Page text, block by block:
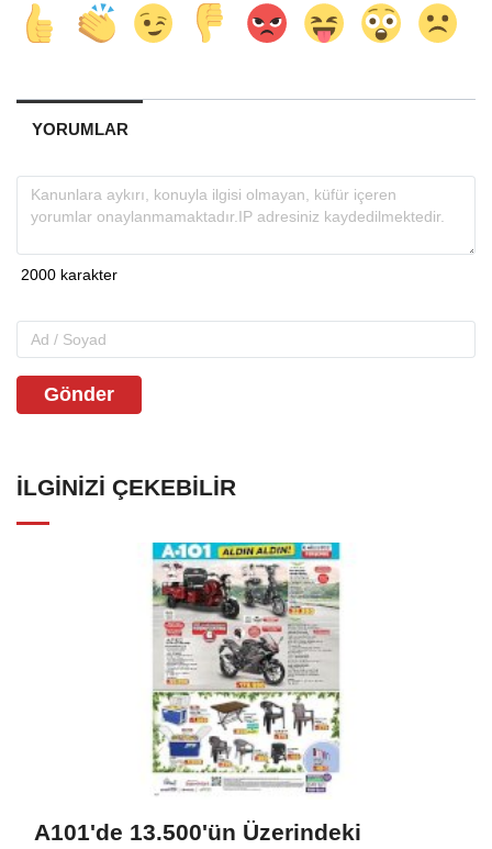
YORUMLAR
Gönder
İLGINIZI ÇEKEBILIR
A101'de 13.500'ün Üzerindeki